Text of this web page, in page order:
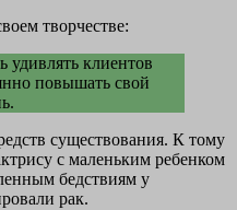
творчестве:
удивлять клиентов
повышать свой
существования. К тому
с маленьким ребенком
бедствиям у
рак.